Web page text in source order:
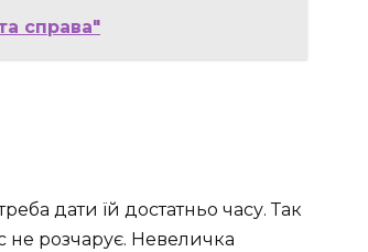
справа"
дати їй достатньо часу. Так
не розчарує. Невеличка